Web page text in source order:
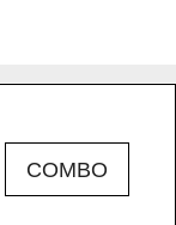
COMBO